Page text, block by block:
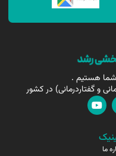
و گفتاردرمانی) در کشور
ما